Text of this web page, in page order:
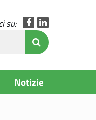
su: Facebook
Invia Ricerca
Notizie